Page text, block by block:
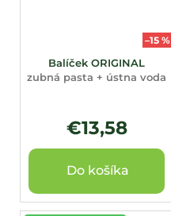
–15 %
Balíček ORIGINAL
zubná pasta + ústna voda
€13,58
Do košíka